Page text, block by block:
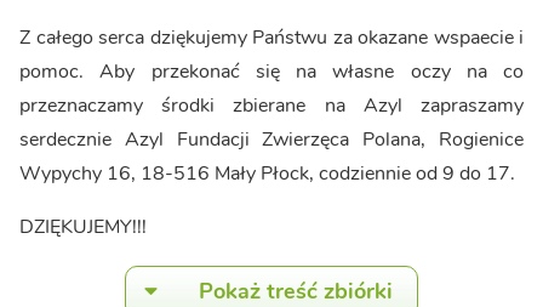
Z całego serca dziękujemy Państwu za okazane wspaecie i
pomoc. Aby przekonać się na własne oczy na co
przeznaczamy środki zbierane na Azyl zapraszamy
serdecznie Azyl Fundacji Zwierzęca Polana, Rogienice
Wypychy 16, 18-516 Mały Płock, codziennie od 9 do 17.
DZIĘKUJEMY!!!
Pokaż treść zbiórki